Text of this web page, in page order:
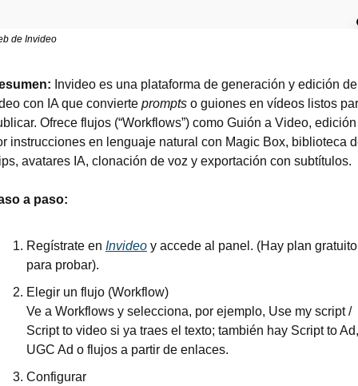
de Invideo
Invideo es una plataforma de generación y edición de
con IA que convierte prompts o guiones en vídeos listos
Ofrece flujos (“Workflows”) como Guión a Video, edición
instrucciones en lenguaje natural con Magic Box, biblioteca
avatares IA, clonación de voz y exportación con subtítulos.
a paso:
Regístrate en Invideo y accede al panel. (Hay plan gratuito
para probar).
Elegir un flujo (Workflow)
Ve a Workflows y selecciona, por ejemplo, Use my script /
Script to video si ya traes el texto; también hay Script to Ad,
UGC Ad o flujos a partir de enlaces.
Configurar